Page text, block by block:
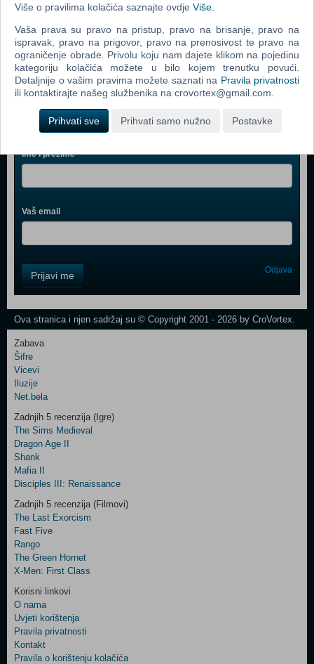
Call Of Duty 4 Modern Warfare (PC)
Spider - Man 3 (PC)
Assassin's Creed (PC)
Webshop newsletter
Ime i prezime
Vaš email
Field
One
Newsletter
Control
Field
Two
Newsletter
Control
Field
Three
Newsletter
Prijavi me Odjava
Ova stranica i njen sadržaj su © Copyright 2001 - 2026 by CroVortex.
Zabava
Šifre
Vicevi
Iluzije
Net.bela
Zadnjih 5 recenzija (Igre)
The Sims Medieval
Dragon Age II
Shank
Mafia II
Disciples III: Renaissance
Zadnjih 5 recenzija (Filmovi)
The Last Exorcism
Fast Five
Rango
The Green Hornet
X-Men: First Class
Korisni linkovi
O nama
Uvjeti korištenja
Pravila privatnosti
Kontakt
Pravila o korištenju kolačića
Više o pravilima kolačića saznajte ovdje Više
Vaša prava su pravo na pristup, pravo na brisanje, pravo na
ispravak, pravo na prigovor, pravo na prenosivost te pravo na
ograničenje obrade. Privolu koju nam dajete klikom na pojedinu
kategoriju kolačića možete u bilo kojem trenutku povući.
Detaljnije o vašim pravima možete saznati na Pravila privatnosti
ili kontaktirajte našeg službenika na crovortex@gmail.com.
Prihvati sve Prihvati samo nužno Postavke